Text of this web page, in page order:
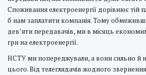
Споживання електроенергії дорівнює тій
б нам заплатити компанія. Тому
дев’яти передавачів, ми в місяць
грн на електроенергії.
НСТУ ми попереджували, а вони сильно й
цього. Від телеглядачів жодного